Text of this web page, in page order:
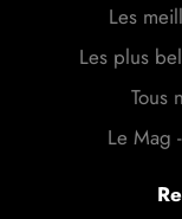
Les
Les plus
Tous
Le Mag